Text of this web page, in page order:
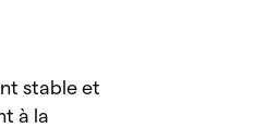
stable et
à la